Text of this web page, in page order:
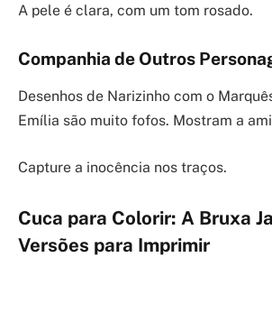
A pele é clara, com um tom rosado.
Companhia de Outros
Desenhos de Narizinho com o
Emília são muito fofos. Mostram a
Capture a inocência nos traços.
Cuca para Colorir: A Bruxa
Versões para Imprimir